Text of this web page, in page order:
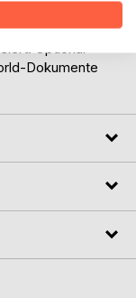
und
Dokumente